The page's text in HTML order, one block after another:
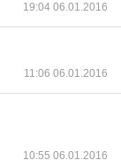
19:04 06.01.2016
11:06 06.01.2016
10:55 06.01.2016